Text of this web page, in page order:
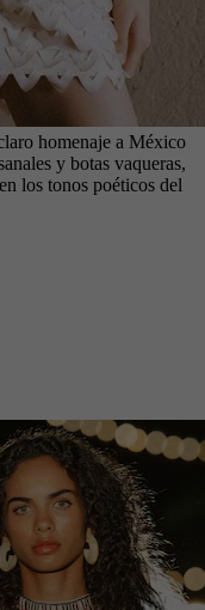
homenaje a México
y botas vaqueras,
los tonos poéticos del